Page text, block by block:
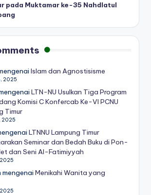
pada Muktamar ke-35 Nahdlatul
Islam dan Agnostisisme
2025
LTN-NU Usulkan Tiga Program
Komisi C Konfercab Ke-VI PCNU
Timur
2025
LTNNU Lampung Timur
Seminar dan Bedah Buku di Pon-
dan Seni Al-Fatimiyyah
mengenaiMenikahi Wanita yang